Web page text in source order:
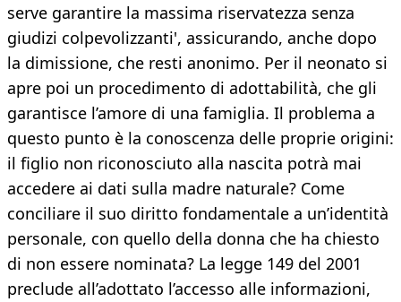
serve garantire la massima riservatezza senza
giudizi colpevolizzanti', assicurando, anche dopo
la dimissione, che resti anonimo. Per il neonato si
apre poi un procedimento di adottabilità, che gli
garantisce l’amore di una famiglia. Il problema a
questo punto è la conoscenza delle proprie origini:
il figlio non riconosciuto alla nascita potrà mai
accedere ai dati sulla madre naturale? Come
conciliare il suo diritto fondamentale a un’identità
personale, con quello della donna che ha chiesto
di non essere nominata? La legge 149 del 2001
preclude all’adottato l’accesso alle informazioni,